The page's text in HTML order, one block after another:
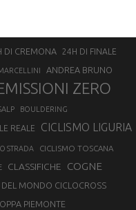
DI CREMONA 24H DI FINALE
ANDREA BRUNO
ZERO
BOULDERING
REALE CICLISMO LIGURIA
STRADA CICLISMO TOSCANA
CLASSIFICHE COGNE
DEL MONDO CICLOCROSS
PIEMONTE